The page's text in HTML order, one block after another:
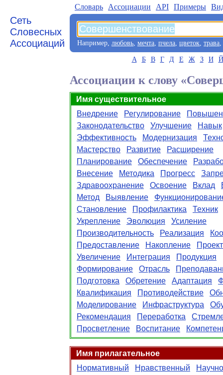
Сеть
Словесных
Ассоциаций
Словарь Aссоциации API Примеры
Например, любовь, мечта, пчела, цветок, трава,
А Б В Г Д Е Ж З И Й
Ассоциации к слову
Имя существительное
Внедрение
Регулирование
Законодательство
Улучшение
Навык
Эффективность
Модернизация
Мастерство
Развитие
Расширение
Планирование
Обеспечение
Внесение
Методика Прогресс
Здравоохранение
Освоение Вклад
Метод
Выявление
Становление
Профилактика
Техник
Укрепление
Эволюция
Усиление
Производительность
Реализация
Предоставление
Накопление
Увеличение
Интеграция
Продукция
Формирование
Отрасль
Подготовка
Обретение Адаптация
Квалификация
Противодействие
Моделирование
Инфраструктура
Рекомендация
Переработка
Просветление
Воспитание
Имя прилагательное
Нормативный
Нравственный